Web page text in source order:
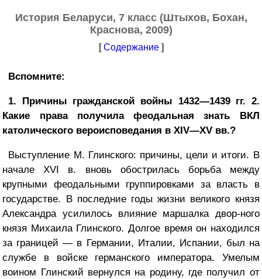
История Беларуси, 7 класс (Штыхов, Бохан,
Краснова, 2009)
[Содержание]
Вспомните:
1. Причины гражданской войны 1432—1439 гг. 2.
Какие права получила феодальная знать ВКЛ
католического вероисповедания в XIV—XV вв.?
Выступление М. Глинского: причины, цели и итоги. В
начале XVI в. вновь обострилась борьба между
крупными феодальными группировками за власть в
государстве. В последние годы жизни великого князя
Александра усилилось влияние маршалка двор-ного
князя Михаила Глинского. Долгое время он находился
за границей — в Германии, Италии, Испании, был на
службе в войске германского императора. Умелым
воином Глинский вернулся на родину, где получил от